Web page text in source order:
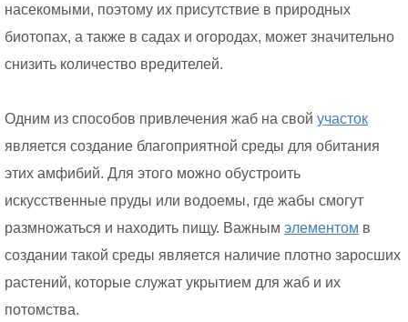
насекомыми, поэтому их присутствие в природных
биотопах, а также в садах и огородах, может значительно
снизить количество вредителей.
Одним из способов привлечения жаб на свой участок
является создание благоприятной среды для обитания
этих амфибий. Для этого можно обустроить
искусственные пруды или водоемы, где жабы смогут
размножаться и находить пищу. Важным элементом в
создании такой среды является наличие плотно заросших
растений, которые служат укрытием для жаб и их
потомства.